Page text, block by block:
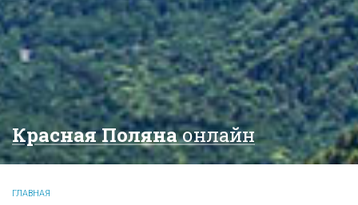
Красная Полянаонлайн
ГЛАВНАЯ